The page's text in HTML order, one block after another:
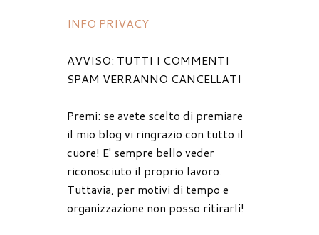
INFO PRIVACY
AVVISO: TUTTI I COMMENTI
SPAM VERRANNO CANCELLATI
Premi: se avete scelto di premiare
il mio blog vi ringrazio con tutto il
cuore! E' sempre bello veder
riconosciuto il proprio lavoro.
Tuttavia, per motivi di tempo e
organizzazione non posso ritirarli!